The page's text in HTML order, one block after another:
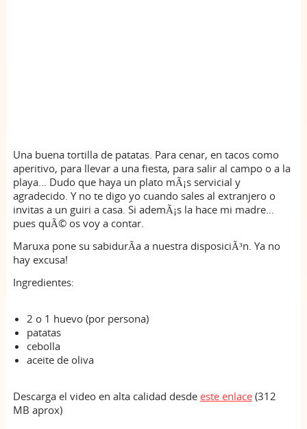
Una buena tortilla de patatas. Para cenar, en tacos como
aperitivo, para llevar a una fiesta, para salir al campo o a la
playa… Dudo que haya un plato mÃ¡s servicial y
agradecido. Y no te digo yo cuando sales al extranjero o
invitas a un guiri a casa. Si ademÃ¡s la hace mi madre…
pues quÃ© os voy a contar.
Maruxa pone su sabidurÃ­a a nuestra disposiciÃ³n. Ya no
hay excusa!
Ingredientes:
2 o 1 huevo (por persona)
patatas
cebolla
aceite de oliva
Descarga el video en alta calidad desde este enlace(312
MB aprox)